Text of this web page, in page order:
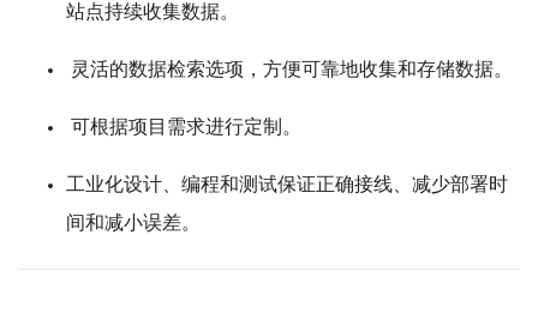
站点持续收集数据。
灵活的数据检索选项，方便可靠地收集和存储数据。
可根据项目需求进行定制。
工业化设计、编程和测试保证正确接线、减少部署时
间和减小误差。